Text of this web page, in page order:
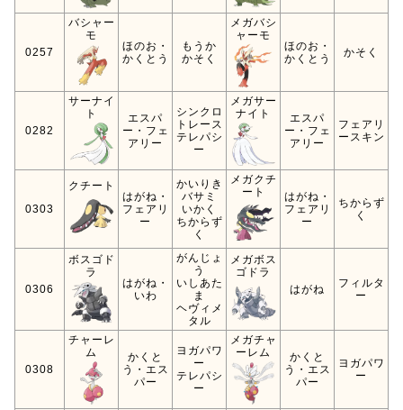
0257
バシャー
モ
ほのお・
かくとう
もうか
かそく
メガバシ
ャーモ
ほのお・
かくとう
かそく
0282
サーナイ
ト
エスパ
ー・フェ
アリー
シンクロ
トレース
テレパシ
ー
メガサー
ナイト
エスパ
ー・フェ
アリー
フェアリ
ースキン
0303
クチート
はがね・
フェアリ
ー
かいりき
バサミ
いかく
ちからず
く
メガクチ
ート
はがね・
フェアリ
ー
ちからず
く
0306
ボスゴド
ラ
はがね・
いわ
がんじょ
う
いしあた
ま
ヘヴィメ
タル
メガボス
ゴドラ
はがね
フィルタ
ー
0308
チャーレ
ム
かくと
う・エス
パー
ヨガパワ
ー
テレパシ
ー
メガチャ
ーレム
かくと
う・エス
パー
ヨガパワ
ー